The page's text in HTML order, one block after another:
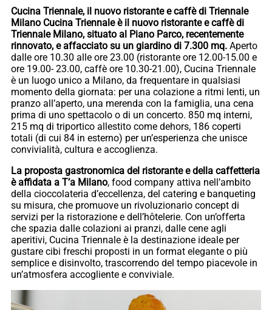
Cucina Triennale, il nuovo ristorante e caffè di Triennale
Milano Cucina Triennale è il nuovo ristorante e caffè di
Triennale Milano, situato al Piano Parco, recentemente
rinnovato, e affacciato su un giardino di 7.300 mq. Aperto
dalle ore 10.30 alle ore 23.00 (ristorante ore 12.00-15.00 e
ore 19.00- 23.00, caffè ore 10.30-21.00), Cucina Triennale
è un luogo unico a Milano, da frequentare in qualsiasi
momento della giornata: per una colazione a ritmi lenti, un
pranzo all’aperto, una merenda con la famiglia, una cena
prima di uno spettacolo o di un concerto. 850 mq interni,
215 mq di triportico allestito come dehors, 186 coperti
totali (di cui 84 in esterno) per un’esperienza che unisce
convivialità, cultura e accoglienza.
La proposta gastronomica del ristorante e della caffetteria
è affidata a T’a Milano, food company attiva nell’ambito
della cioccolateria d’eccellenza, del catering e banqueting
su misura, che promuove un rivoluzionario concept di
servizi per la ristorazione e dell’hôtelerie. Con un’offerta
che spazia dalle colazioni ai pranzi, dalle cene agli
aperitivi, Cucina Triennale è la destinazione ideale per
gustare cibi freschi proposti in un format elegante o più
semplice e disinvolto, trascorrendo del tempo piacevole in
un’atmosfera accogliente e conviviale.